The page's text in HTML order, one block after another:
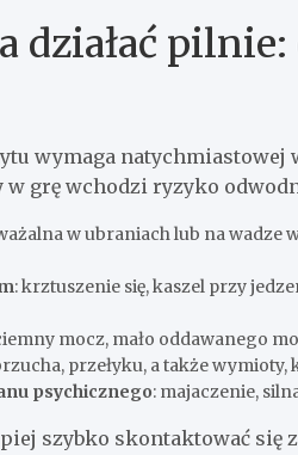
działać
wymaga natychmiastowej
w grę wchodzi ryzyko
w ubraniach lub na wadze
: krztuszenie się, kaszel przy
mocz, mało oddawanego
przełyku, a także wymioty,
psychicznego: majaczenie,
szybko skontaktować